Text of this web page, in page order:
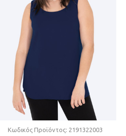
Κωδικός Προϊόντος: 2191322003